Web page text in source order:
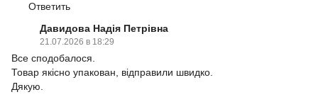
Ответить
Давидова Надія Петрівна
21.07.2026 в 18:29
Все сподобалося.
Товар якісно упакован, відправили швидко.
Дякую.